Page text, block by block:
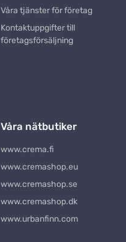
Våra tjänster för företag
Kontaktuppgifter till
företagsförsäljning
Våra nätbutiker
www.crema.fi
www.cremashop.eu
www.cremashop.se
www.cremashop.dk
www.urbanfinn.com